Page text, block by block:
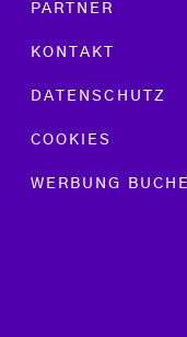
PARTNER
KONTAKT
DATENSCHUTZ
COOKIES
WERBUNG